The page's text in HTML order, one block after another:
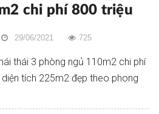
chi phí 800 triệu
29/06/2021 725
thái 3 phòng ngủ 110m2 chi phí
tích 225m2 đẹp theo phong